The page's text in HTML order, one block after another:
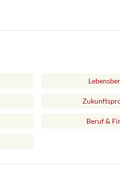
Beruf &